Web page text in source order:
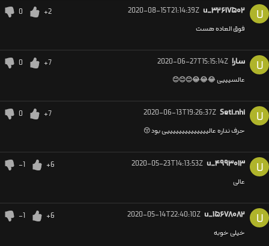
U u_۳۲۶۱۷۵۰۲ 2020-08-15T21:14:39Z
+2
0
فوق العاده هست
U سارا 2020-06-27T15:15:14Z
+7
0
عالسیییی 😂😂😂😊😊😊
U
Seti.nhi
2020-06-13T19:26:37Z
+7
0
حرف نداره عالییییییییییییییی بود 😚
U u_۴۹۹۳۰۱۳ 2020-05-23T14:13:53Z
+6
-1
عالی
U u_۱۵۶۷۸۰۸۲ 2020-05-14T22:40:10Z
+6
-1
خیلی خوبه